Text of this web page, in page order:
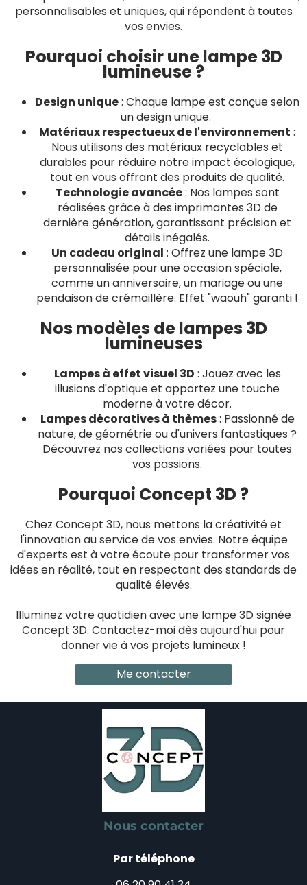
personnalisables et uniques, qui répondent à toutes
vos envies.
Pourquoi choisir une lampe 3D
lumineuse ?
Design unique: Chaque lampe est conçue selon
un design unique.
Matériaux respectueux de l'environnement :
Nous utilisons des matériaux recyclables et
durables pour réduire notre impact écologique,
tout en vous offrant des produits de qualité.
Technologie avancée: Nos lampes sont
réalisées grâce à des imprimantes 3D de
dernière génération, garantissant précision et
détails inégalés.
Un cadeau original : Offrez une lampe 3D
personnalisée pour une occasion spéciale,
comme un anniversaire, un mariage ou une
pendaison de crémaillère. Effet "waouh" garanti !
Nos modèles de lampes 3D
lumineuses
Lampes à effet visuel 3D : Jouez avec les
illusions d'optique et apportez une touche
moderne à votre décor.
Lampes décoratives à thèmes: Passionné de
nature, de géométrie ou d'univers fantastiques ?
Découvrez nos collections variées pour toutes
vos passions.
Pourquoi Concept 3D ?
Chez Concept 3D, nous mettons la créativité et
l'innovation au service de vos envies. Notre équipe
d'experts est à votre écoute pour transformer vos
idées en réalité, tout en respectant des standards de
qualité élevés.
Illuminez votre quotidien avec une lampe 3D signée
Concept 3D. Contactez-moi dès aujourd'hui pour
donner vie à vos projets lumineux !
Me contacter
Nous contacter
Par téléphone